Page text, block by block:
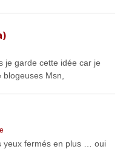
je garde cette idée car je
Msn,
yeux fermés en plus … oui